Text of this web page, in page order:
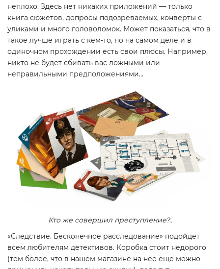
неплохо. Здесь нет никаких приложений — только
книга сюжетов, допросы подозреваемых, конверты с
уликами и много головоломок. Может показаться, что в
такое лучше играть с кем-то, но на самом деле и в
одиночном прохождении есть свои плюсы. Например,
никто не будет сбивать вас ложными или
неправильными предположениями…
Кто же совершил преступление?..
«Следствие. Бесконечное расследование» подойдет
всем любителям детективов. Коробка стоит недорого
(тем более, что в нашем магазине на нее еще можно